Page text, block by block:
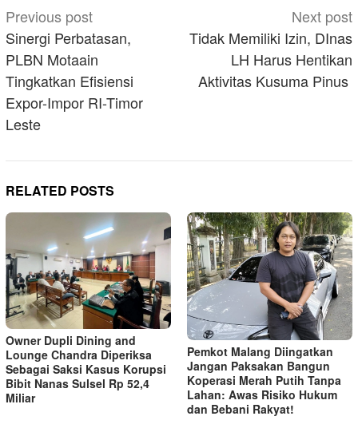
Post
navigation
Previous post
Sinergi Perbatasan,
PLBN Motaain
Tingkatkan Efisiensi
Expor-Impor RI-Timor
Leste
Next post
Tidak Memiliki Izin, DInas
LH Harus Hentikan
Aktivitas Kusuma Pinus
RELATED POSTS
Owner Dupli Dining and
Lounge Chandra Diperiksa
Sebagai Saksi Kasus Korupsi
Bibit Nanas Sulsel Rp 52,4
Miliar
Pemkot Malang Diingatkan
Jangan Paksakan Bangun
Koperasi Merah Putih Tanpa
Lahan: Awas Risiko Hukum
dan Bebani Rakyat!